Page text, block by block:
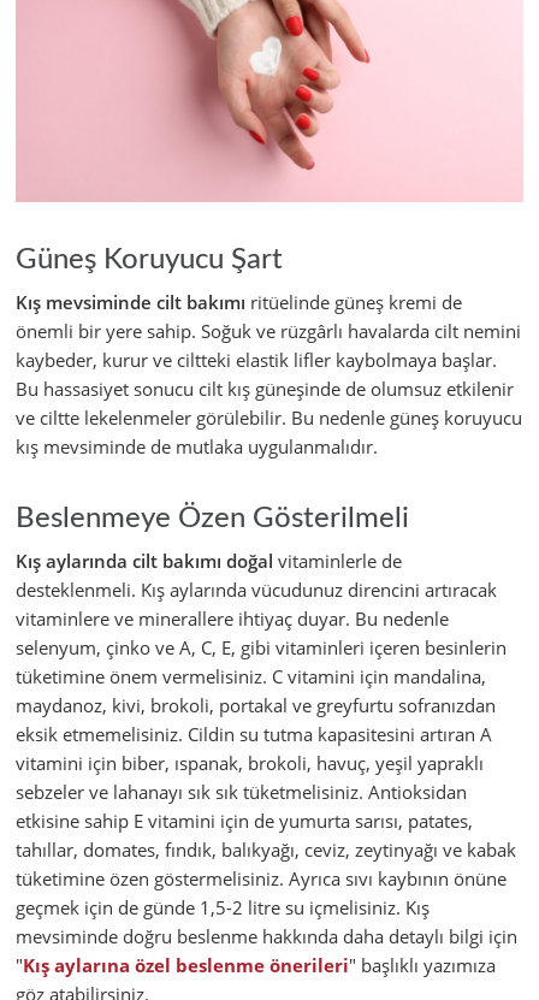
Güneş Koruyucu Şart
Kış mevsiminde cilt bakımı ritüelinde güneş kremi de
önemli bir yere sahip. Soğuk ve rüzgârlı havalarda cilt nemini
kaybeder, kurur ve ciltteki elastik lifler kaybolmaya başlar.
Bu hassasiyet sonucu cilt kış güneşinde de olumsuz etkilenir
ve ciltte lekelenmeler görülebilir. Bu nedenle güneş koruyucu
kış mevsiminde de mutlaka uygulanmalıdır.
Beslenmeye Özen Gösterilmeli
Kış aylarında cilt bakımı doğal vitaminlerle de
desteklenmeli. Kış aylarında vücudunuz direncini artıracak
vitaminlere ve minerallere ihtiyaç duyar. Bu nedenle
selenyum, çinko ve A, C, E, gibi vitaminleri içeren besinlerin
tüketimine önem vermelisiniz. C vitamini için mandalina,
maydanoz, kivi, brokoli, portakal ve greyfurtu sofranızdan
eksik etmemelisiniz. Cildin su tutma kapasitesini artıran A
vitamini için biber, ıspanak, brokoli, havuç, yeşil yapraklı
sebzeler ve lahanayı sık sık tüketmelisiniz. Antioksidan
etkisine sahip E vitamini için de yumurta sarısı, patates,
tahıllar, domates, fındık, balıkyağı, ceviz, zeytinyağı ve kabak
tüketimine özen göstermelisiniz. Ayrıca sıvı kaybının önüne
geçmek için de günde 1,5-2 litre su içmelisiniz. Kış
mevsiminde doğru beslenme hakkında daha detaylı bilgi için
"Kış aylarına özel beslenme önerileri" başlıklı yazımıza
göz atabilirsiniz.